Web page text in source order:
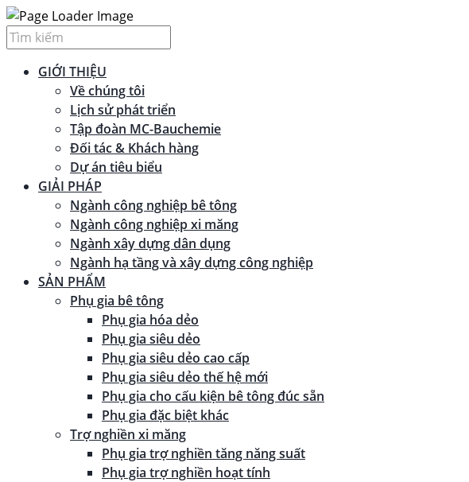
GIỚI THIỆU
Về chúng tôi
Lịch sử phát triển
Tập đoàn MC-Bauchemie
Đối tác & Khách hàng
Dự án tiêu biểu
GIẢI PHÁP
Ngành công nghiệp bê tông
Ngành công nghiệp xi măng
Ngành xây dựng dân dụng
Ngành hạ tầng và xây dựng công nghiệp
SẢN PHẨM
Phụ gia bê tông
Phụ gia hóa dẻo
Phụ gia siêu dẻo
Phụ gia siêu dẻo cao cấp
Phụ gia siêu dẻo thế hệ mới
Phụ gia cho cấu kiện bê tông đúc sẵn
Phụ gia đặc biệt khác
Trợ nghiền xi măng
Phụ gia trợ nghiền tăng năng suất
Phụ gia trợ nghiền hoạt tính